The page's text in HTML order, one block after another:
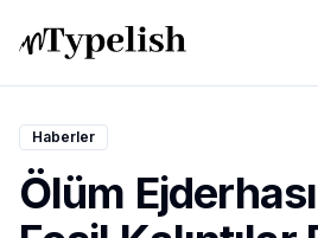
Dünya
Haberler
Ölüm